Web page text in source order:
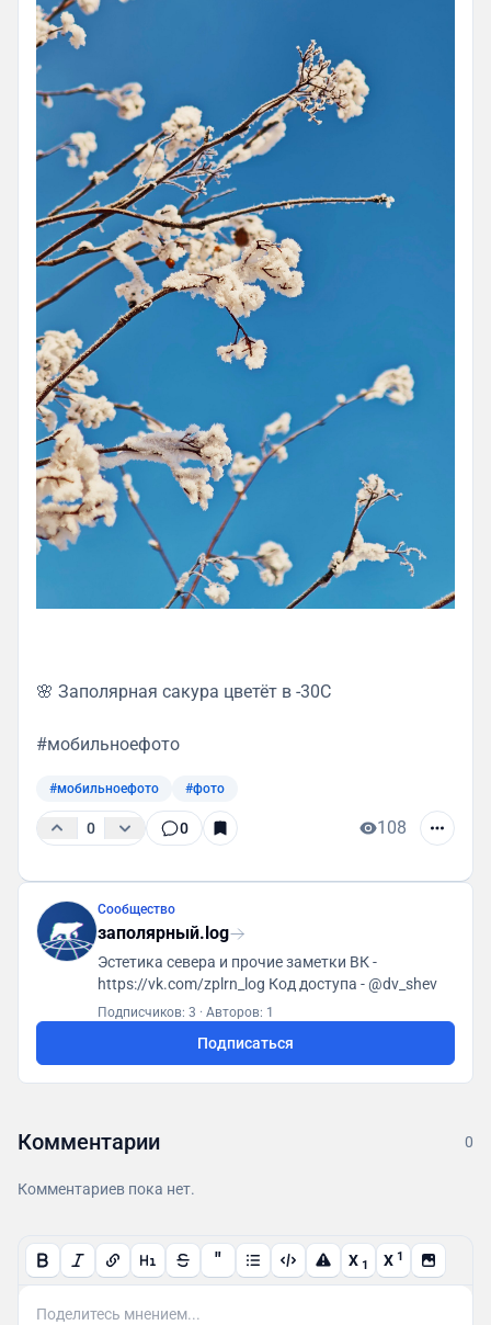
🌸 Заполярная сакура цветёт в -30С
#мобильноефото
#мобильноефото #фото
0 0 108
Сообщество
заполярный.log
Эстетика севера и прочие заметки ВК -
https://vk.com/zplrn_log Код доступа - @dv_shev
Подписчиков: 3 · Авторов: 1
Подписаться
Комментарии 0
Комментариев пока нет.
" X 1 X 1